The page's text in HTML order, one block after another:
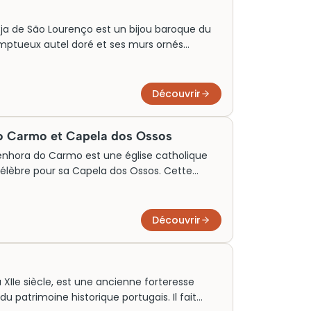
de São Lourenço est un bijou baroque du
autel doré et ses murs ornés
artistique portugais, elle invite les
époque où l’art et la spiritualité
Découvrir
Carmo et Capela dos Ossos
do Carmo est une église catholique
pour sa Capela dos Ossos. Cette
architecturale baroque avec une réflexion
aux visiteurs un aperçu fascinant de
Découvrir
siècle, est une ancienne forteresse
patrimoine historique portugais. Il fait